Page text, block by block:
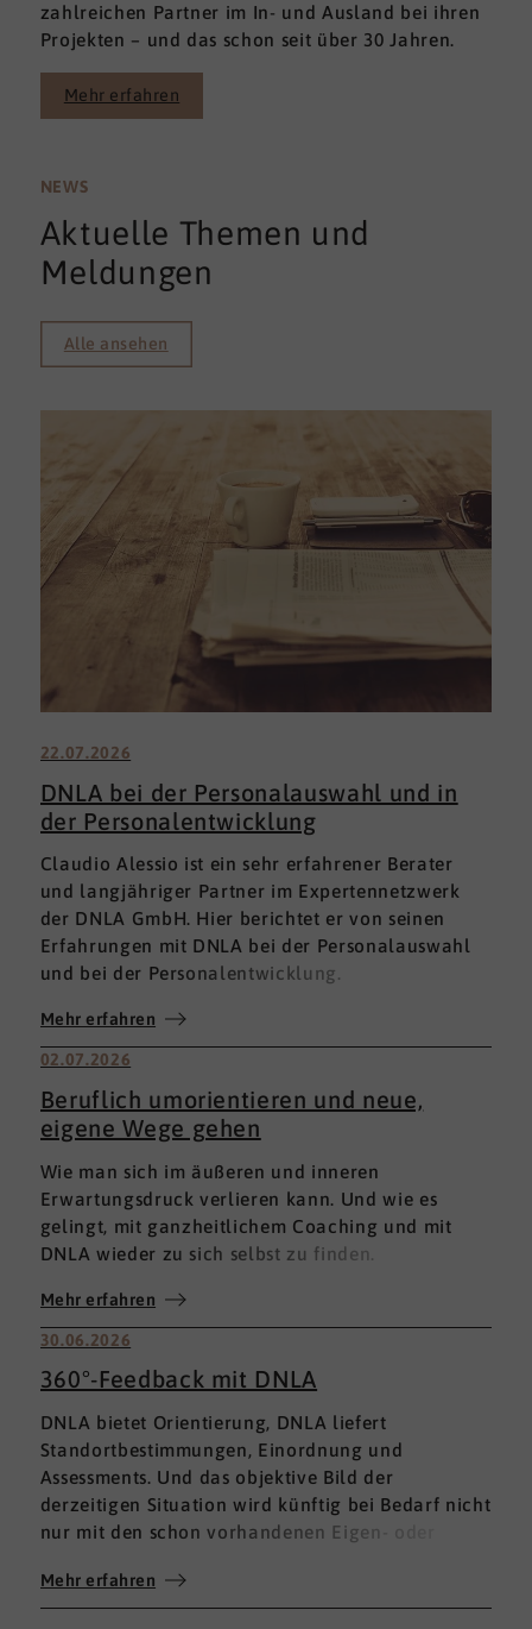
zahlreichen Partner im In- und Ausland bei ihren
Projekten – und das schon seit über 30 Jahren.
Mehr erfahren
NEWS
Aktuelle Themen und
Meldungen
Alle ansehen
22.07.2026
DNLA bei der Personalauswahl und in
der Personalentwicklung
Claudio Alessio ist ein sehr erfahrener Berater
und langjähriger Partner im Expertennetzwerk
der DNLA GmbH. Hier berichtet er von seinen
Erfahrungen mit DNLA bei der Personalauswahl
und bei der Personalentwicklung.
Mehr erfahren
02.07.2026
Beruflich umorientieren und neue,
eigene Wege gehen
Wie man sich im äußeren und inneren
Erwartungsdruck verlieren kann. Und wie es
gelingt, mit ganzheitlichem Coaching und mit
DNLA wieder zu sich selbst zu finden.
Mehr erfahren
30.06.2026
360°-Feedback mit DNLA
DNLA bietet Orientierung, DNLA liefert
Standortbestimmungen, Einordnung und
Assessments. Und das objektive Bild der
derzeitigen Situation wird künftig bei Bedarf nicht
nur mit den schon vorhandenen Eigen- oder
umfassenden 360°-Feedback.
Mehr erfahren